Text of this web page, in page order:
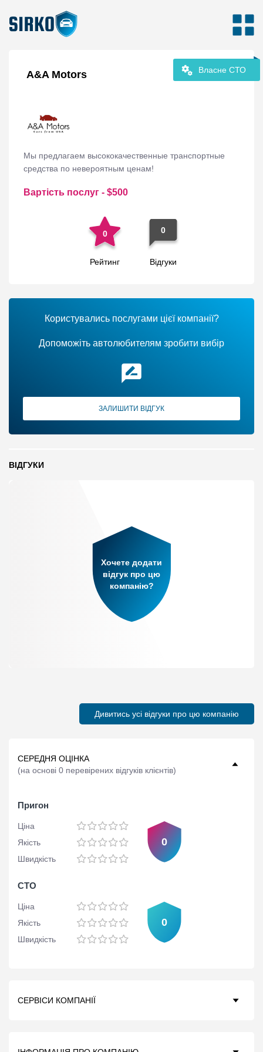
Власне СТО
A&A Motors
Мы предлагаем высококачественные транспортные
средства по невероятным ценам!
Вартість послуг - $500
0
Рейтинг
0
Відгуки
Користувались послугами цієї компанії?
Допоможіть автолюбителям зробити вибір
ЗАЛИШИТИ ВІДГУК
ВІДГУКИ
Хочете додати
відгук про цю
компанію?
Дивитись усі відгуки про цю компанію
СЕРЕДНЯ ОЦІНКА
(на основі 0 перевірених відгуків клієнтів)
Пригон
Ціна
Якість
Швидкість
0
СТО
Ціна
Якість
Швидкість
0
СЕРВІСИ КОМПАНІЇ